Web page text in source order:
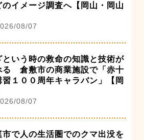
のイメージ調査へ【岡山・岡山
08/07
という時の救命の知識と技術が
る 倉敷市の商業施設で「赤十
習１００周年キャラバン」【岡
08/07
市で人の生活圏でのクマ出没を